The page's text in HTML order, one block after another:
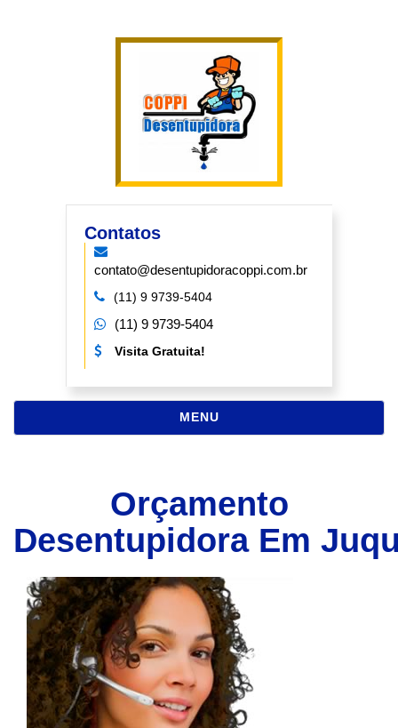
Contatos
contato@desentupidoracoppi.com.br
(11) 9 9739-5404
(11) 9 9739-5404
Visita Gratuita!
MENUNAVEGAÇÃO
Orçamento
Desentupidora Em